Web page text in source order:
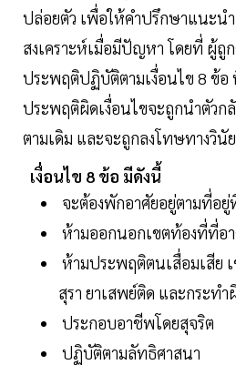
ปล่อยตัว เพื่อให้คำปรึกษาแนะน
สงเคราะห์เมื่อมีปัญหา โดยที่ ผู้ถู
ประพฤติปฏิบัติตามเงื่อนไข 8 ข้อ
ประพฤติผิดเงื่อนไขจะถูกนำตัวก
ตามเดิม และจะถูกลงโทษทางวินั
เงื่อนไข 8 ข้อ มีดังนี้
จะต้องพักอาศัยอยู่ตามที่อยู่
ห้ามออกนอกเขตท้องที่ที่อ
ห้ามประพฤติตนเสื่อมเสีย
สุรา ยาเสพย์ติด และกระท
ประกอบอาชีพโดยสุจริต
ปฏิบัติตามลัทธิศาสนา